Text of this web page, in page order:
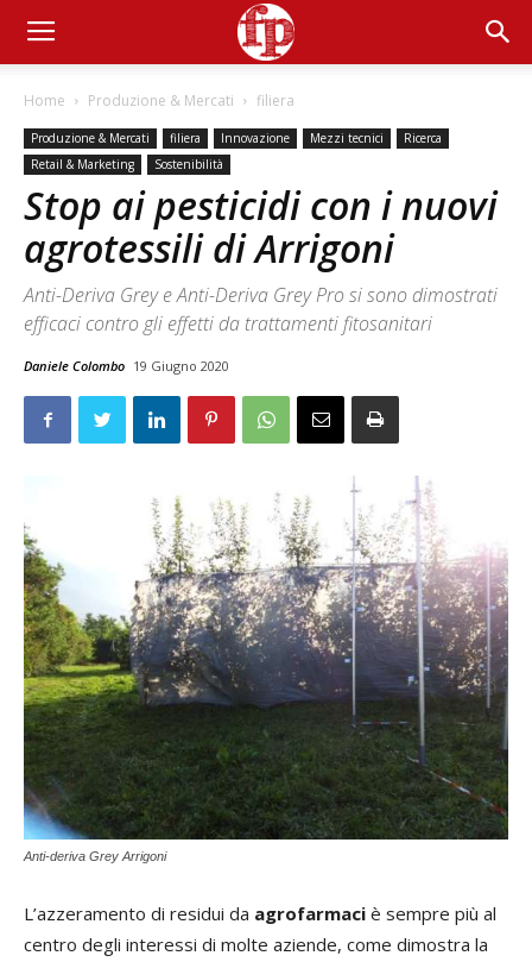
Home Produzione & Mercati filiera
Produzione & Mercati filiera Innovazione Mezzi tecnici
Ricerca
Retail & Marketing
Sostenibilità
Stop ai pesticidi con i nuovi
agrotessili di Arrigoni
Anti-Deriva Grey e Anti-Deriva Grey Pro si sono dimostrati
efficaci contro gli effetti da trattamenti fitosanitari
Daniele Colombo 19 Giugno 2020
Anti-deriva Grey Arrigoni
L’azzeramento di residui da agrofarmaci è sempre più al
centro degli interessi di molte aziende, come dimostra la